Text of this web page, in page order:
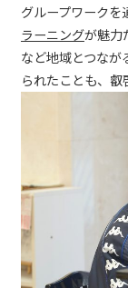
グループワークを
ラーニングが魅力
など地域とつな
られたことも、叡